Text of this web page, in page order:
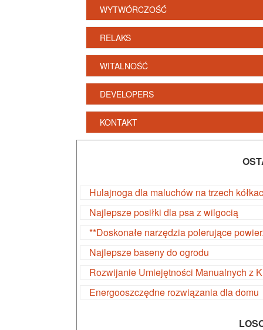
WYTWÓRCZOŚĆ
RELAKS
WITALNOŚĆ
DEVELOPERS
KONTAKT
Hulajnoga dla maluchów na trzech
Najlepsze posiłki dla psa z wilgocią
**Doskonałe narzędzia polerujące
Najlepsze baseny do ogrodu
Rozwijanie Umiejętności Manualnych z
Energooszczędne rozwiązania dla domu